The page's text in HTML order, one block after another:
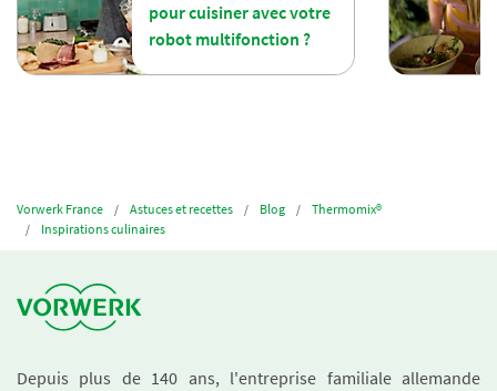
pour cuisiner avec votre
robot multifonction ?
Vorwerk France Astuces et recettes Blog
Thermomix®
Inspirations culinaires
Depuis plus de 140 ans, l'entreprise familiale allemande